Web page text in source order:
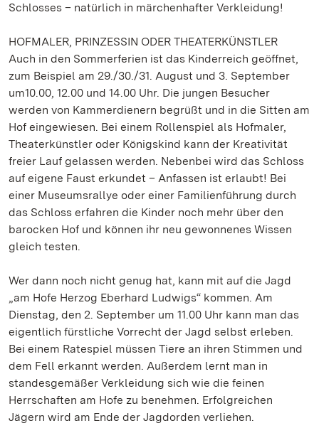
Schlosses – natürlich in märchenhafter Verkleidung!
HOFMALER, PRINZESSIN ODER THEATERKÜNSTLER
Auch in den Sommerferien ist das Kinderreich geöffnet,
zum Beispiel am 29./30./31. August und 3. September
um10.00, 12.00 und 14.00 Uhr. Die jungen Besucher
werden von Kammerdienern begrüßt und in die Sitten am
Hof eingewiesen. Bei einem Rollenspiel als Hofmaler,
Theaterkünstler oder Königskind kann der Kreativität
freier Lauf gelassen werden. Nebenbei wird das Schloss
auf eigene Faust erkundet – Anfassen ist erlaubt! Bei
einer Museumsrallye oder einer Familienführung durch
das Schloss erfahren die Kinder noch mehr über den
barocken Hof und können ihr neu gewonnenes Wissen
gleich testen.
Wer dann noch nicht genug hat, kann mit auf die Jagd
„am Hofe Herzog Eberhard Ludwigs“ kommen. Am
Dienstag, den 2. September um 11.00 Uhr kann man das
eigentlich fürstliche Vorrecht der Jagd selbst erleben.
Bei einem Ratespiel müssen Tiere an ihren Stimmen und
dem Fell erkannt werden. Außerdem lernt man in
standesgemäßer Verkleidung sich wie die feinen
Herrschaften am Hofe zu benehmen. Erfolgreichen
Jägern wird am Ende der Jagdorden verliehen.